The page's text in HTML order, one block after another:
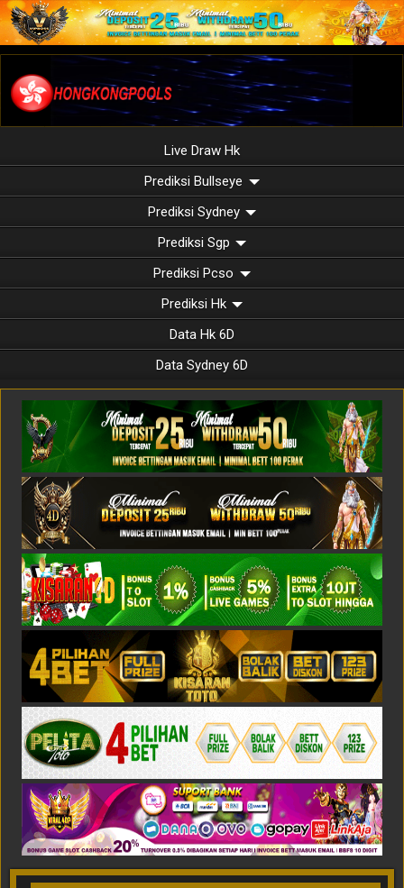
Live Draw Hk
Prediksi Bullseye
Prediksi Sydney
Prediksi Sgp
Prediksi Pcso
Prediksi Hk
Data Hk 6D
Data Sydney 6D